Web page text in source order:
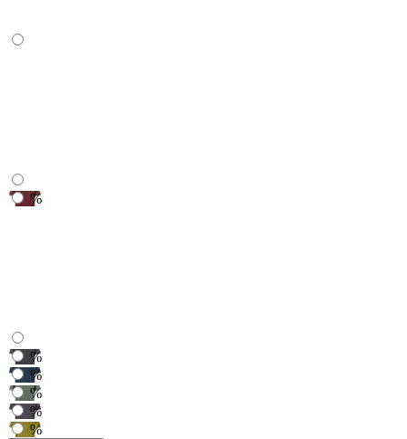
%
%
%
%
%
%